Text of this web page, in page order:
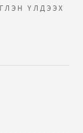
ҮЛДЭЭХ